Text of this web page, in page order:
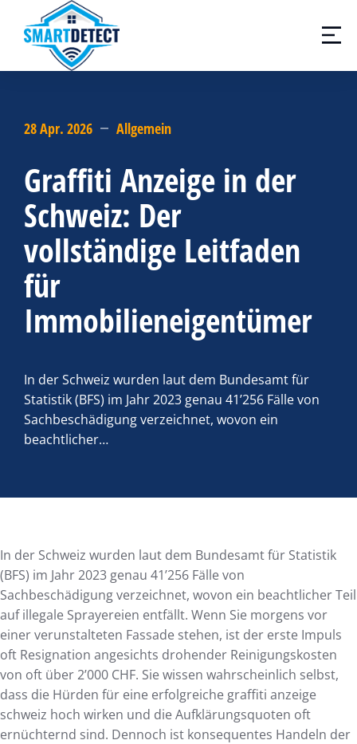
28 Apr. 2026 Allgemein
Graffiti Anzeige in der
Schweiz: Der
vollständige Leitfaden
für
Immobilieneigentümer
In der Schweiz wurden laut dem Bundesamt für
Statistik (BFS) im Jahr 2023 genau 41’256 Fälle von
Sachbeschädigung verzeichnet, wovon ein
beachtlicher…
In der Schweiz wurden laut dem Bundesamt für Statistik
(BFS) im Jahr 2023 genau 41’256 Fälle von
Sachbeschädigung verzeichnet, wovon ein beachtlicher Teil
auf illegale Sprayereien entfällt. Wenn Sie morgens vor
einer verunstalteten Fassade stehen, ist der erste Impuls
oft Resignation angesichts drohender Reinigungskosten
von oft über 2’000 CHF. Sie wissen wahrscheinlich selbst,
dass die Hürden für eine erfolgreiche graffiti anzeige
schweiz hoch wirken und die Aufklärungsquoten oft
ernüchternd sind. Dennoch ist konsequentes Handeln der